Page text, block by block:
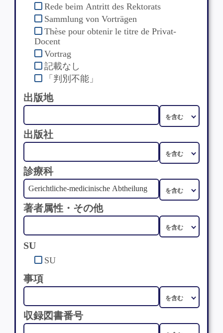
Rede beim Antritt des Rektorats
Sammlung von Vorträgen
Thèse pour obtenir le titre de Privat-
Docent
Vortrag
記載なし
「判別不能」
出版地
出版社
診療科
著者属性・その他
SU
SU
事項
収録図書番号